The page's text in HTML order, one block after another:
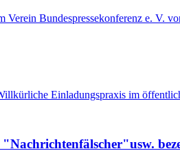
Verein Bundespressekonferenz e.
Einladungspraxis im